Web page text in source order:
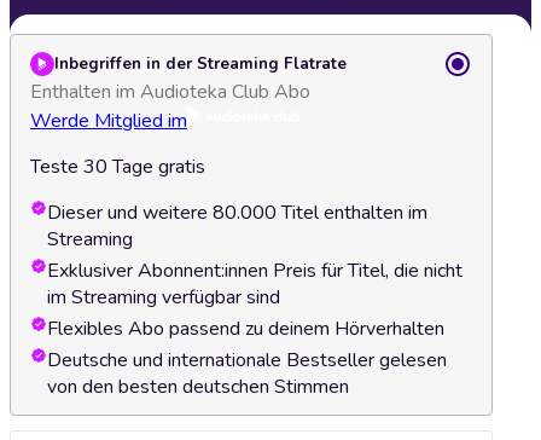
Inbegriffen in der Streaming Flatrate
Enthalten im Audioteka Club Abo
Werde Mitglied im
Teste 30 Tage gratis
Dieser und weitere 80.000 Titel enthalten im
Streaming
Exklusiver Abonnent:innen Preis für Titel, die nicht
im Streaming verfügbar sind
Flexibles Abo passend zu deinem Hörverhalten
Deutsche und internationale Bestseller gelesen
von den besten deutschen Stimmen